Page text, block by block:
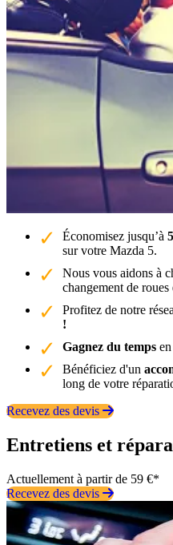
Économisez jusqu’à
sur votre Mazda 5.
Nous vous aidons à
changement de
Profitez de notre
!
Gagnez du temps
Bénéficiez d'un
long de votre
Recevez des devis
Entretiens et
Actuellement à partir de 59 €*
Recevez des devis